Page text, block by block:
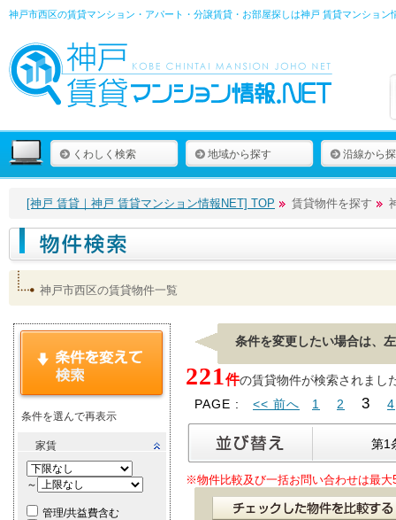
神戸市西区の賃貸マンション・アパート・分譲賃貸・お部屋探しは神戸 賃貸マンション
くわしく検索 地域から探す 沿線から
[神戸 賃貸｜神戸 賃貸マンション情報NET] TOP 賃貸物件を探す
神戸市西区の賃貸物件一覧
条件を選んで再表示
家賃
～
管理/共益費含む
条件を変更したい場合は、
221件の賃貸物件が検索されまし
PAGE :
<< 前へ 1 2 3 4
第1
※物件比較及び一括お問い合わせは最大